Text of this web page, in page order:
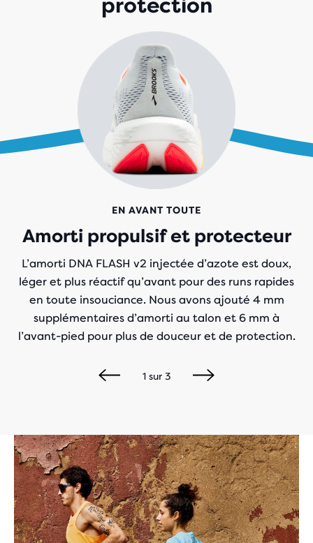
protection
EN AVANT TOUTE
Amorti propulsif et protecteur
L’amorti DNA FLASH v2 injectée d’azote est doux,
léger et plus réactif qu’avant pour des runs rapides
en toute insouciance. Nous avons ajouté 4 mm
supplémentaires d’amorti au talon et 6 mm à
l’avant-pied pour plus de douceur et de protection.
1sur 3